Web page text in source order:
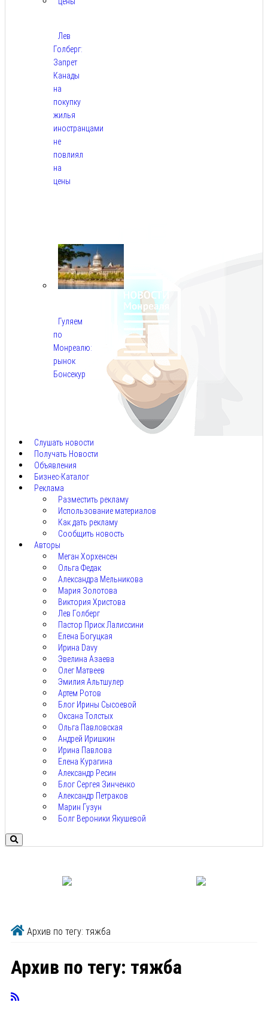
Лев
Голберг:
Запрет
Канады
на
покупку
жилья
иностранцами
не
повлиял
на
цены
Гуляем
по
Монреалю:
рынок
Бонсекур
Слушать новости
Получать Новости
Объявления
Бизнес-Каталог
Реклама
Разместить рекламу
Использование материалов
Как дать рекламу
Сообщить новость
Авторы
Меган Хорхенсен
Ольга Федак
Александра Мельникова
Мария Золотова
Виктория Христова
Лев Голберг
Пастор Приск Лалиссини
Елена Богуцкая
Ирина Davy
Эвелина Азаева
Олег Матвеев
Эмилия Альтшулер
Артем Ротов
Блог Ирины Сысоевой
Оксана Толстых
Ольга Павловская
Андрей Иришкин
Ирина Павлова
Елена Курагина
Александр Ресин
Блог Сергея Зинченко
Александр Петраков
Марин Гузун
Болг Вероники Якушевой
Архив по тегу: тяжба
Архив по тегу: тяжба